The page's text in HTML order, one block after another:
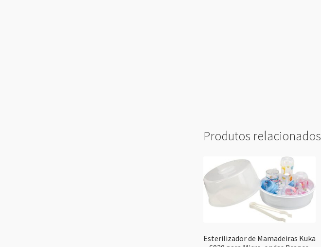
Produtos relacionados
Esterilizador de Mamadeiras Kuka